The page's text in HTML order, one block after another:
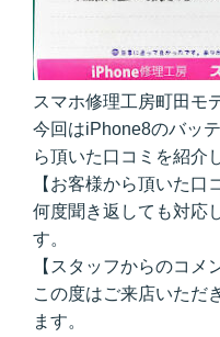
スマホ修理工房町田モ
今回はiPhone8のバッ
ら頂いた口コミを紹介
【お客様から頂いた口
何度聞き返しても対応
す。
【スタッフからのコメ
この度はご来店いただ
ます。